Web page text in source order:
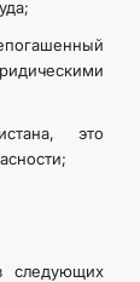
это
следующих